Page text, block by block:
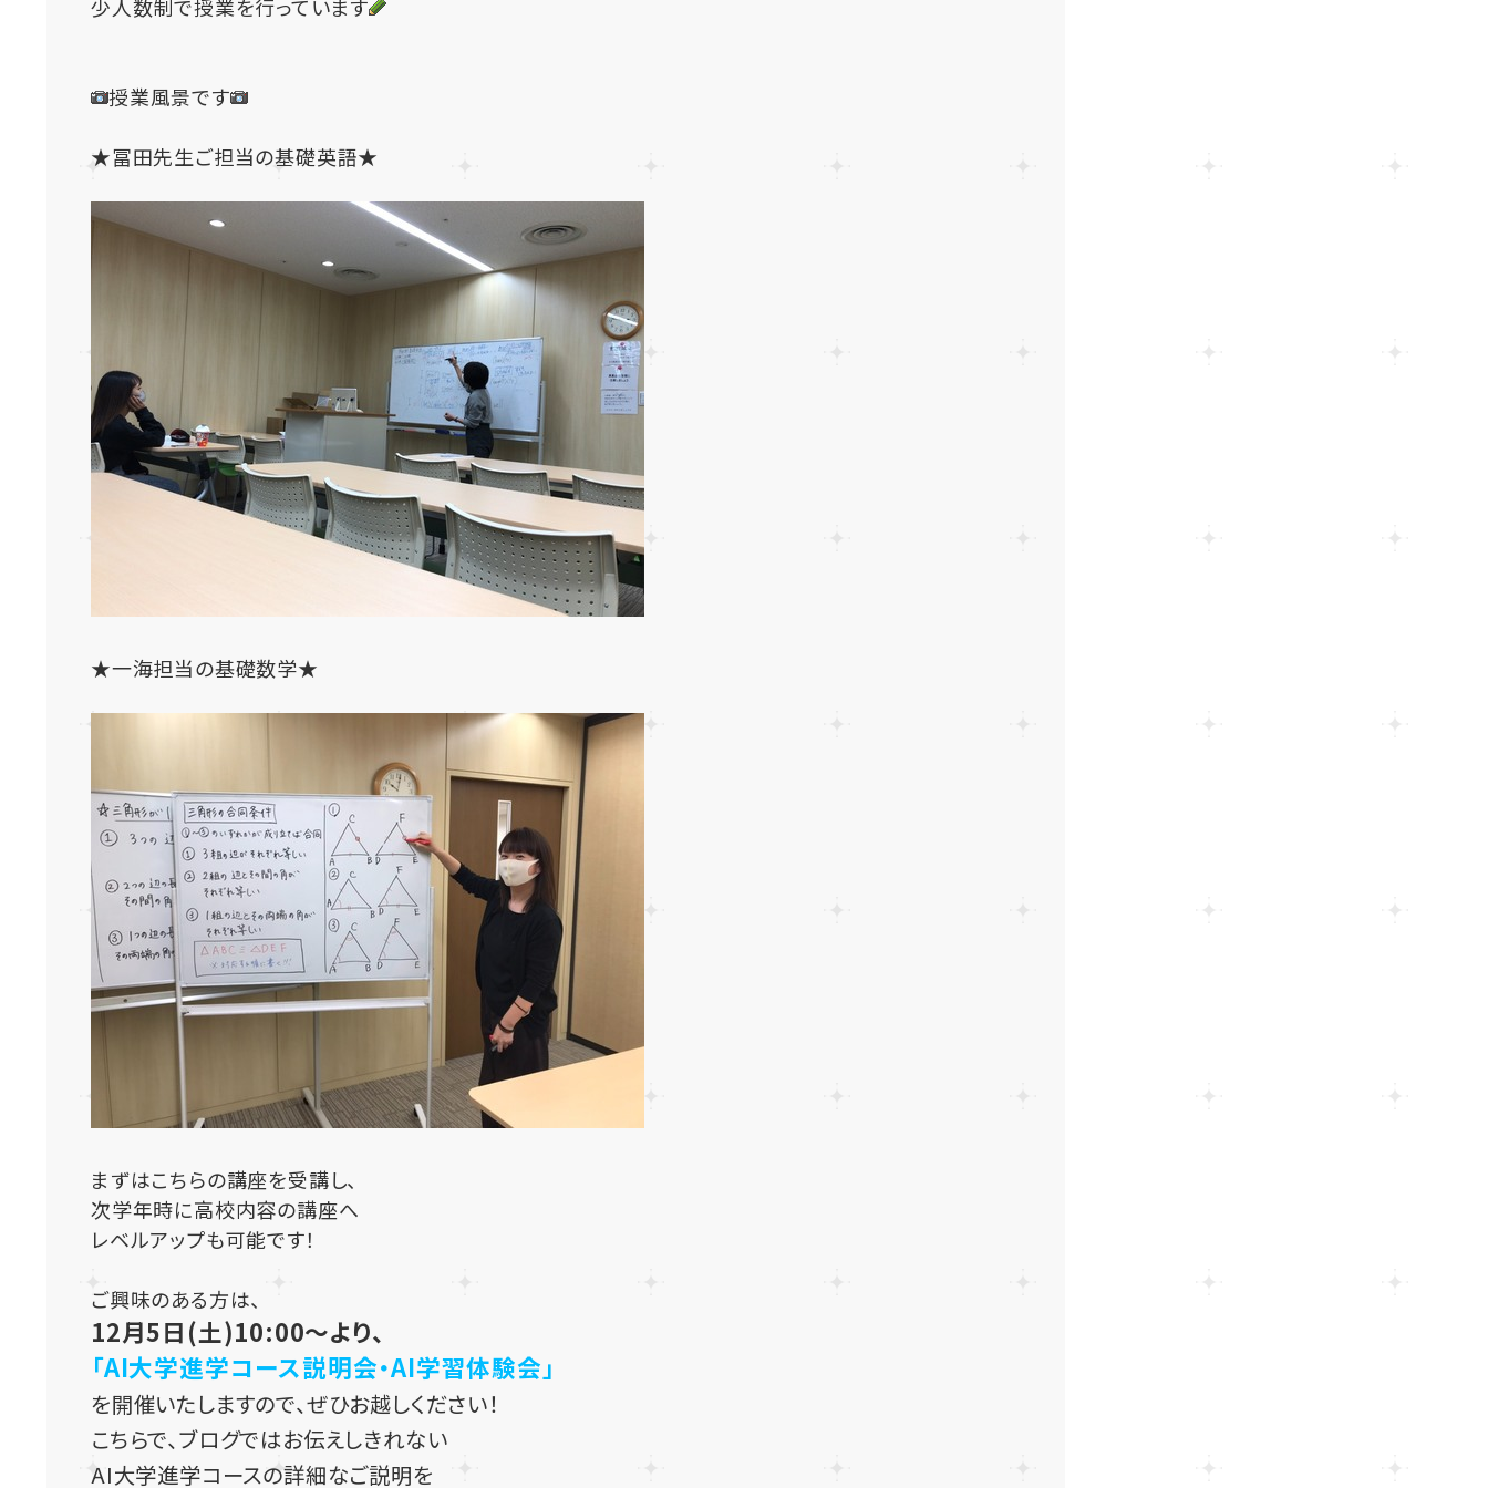
少人数制で授業を行っています
授業風景です
★冨田先生ご担当の基礎英語★
★一海担当の基礎数学★
まずはこちらの講座を受講し、
次学年時に高校内容の講座へ
レベルアップも可能です！
ご興味のある方は、
12月5日(土)10:00～より、
「AI大学進学コース説明会・AI学習体験会」
を開催いたしますので、ぜひお越しください！
こちらで、ブログではお伝えしきれない
AI大学進学コースの詳細なご説明を